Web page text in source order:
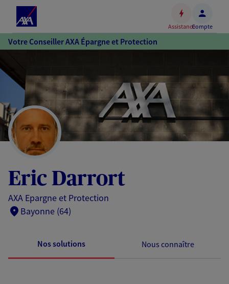
Accéder
au
Accéder
au
pied
de
page
AssistanceCompte
Votre Conseiller AXA Épargne et Protection
Eric Darrort
AXA Epargne et Protection
Bayonne (64)
Nos solutions Nous connaître